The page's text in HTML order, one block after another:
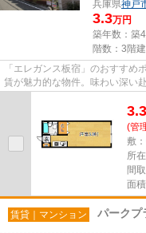
兵庫県神戸
3.3万円
築年数：築
階数：3階建
「エレガンス板宿」のおすすめ
賃が魅力的な物件。味わい深い
3.3
(管
敷
所
間
面
賃貸｜マンション パークプ